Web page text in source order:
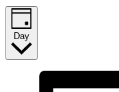
Day